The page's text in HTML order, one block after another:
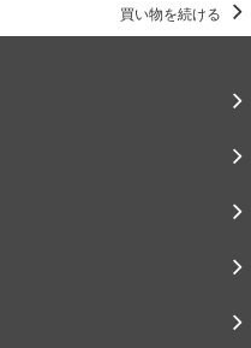
買い物を続ける